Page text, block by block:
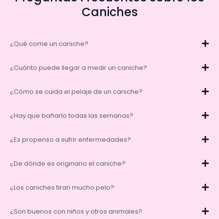
Caniches
¿Qué come un caniche?
¿Cuánto puede llegar a medir un caniche?
¿Cómo se cuida el pelaje de un caniche?
¿Hay que bañarlo todas las semanas?
¿Es propenso a sufrir enfermedades?
¿De dónde es originario el caniche?
¿Los caniches tiran mucho pelo?
¿Son buenos con niños y otros animales?